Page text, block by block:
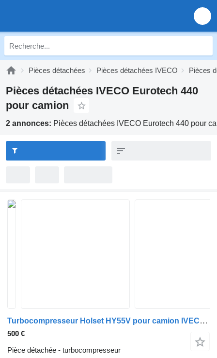
Pièces détachées Pièces détachées IVECO Pièces
Pièces détachées IVECO Eurotech 440
pour camion
2 annonces: Pièces détachées IVECO Eurotech 440 pour
Turbocompresseur Holset HY55V pour camion IVECO Eurotech, Eurostar, Stralis 440E43
500 €
Pièce détachée - turbocompresseur